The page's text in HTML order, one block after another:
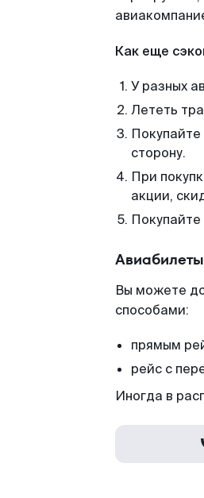
Как еще
У разных
Лететь
сторону.
При
акции,
Вы можете
способами:
прямым
рейс с
Иногда в